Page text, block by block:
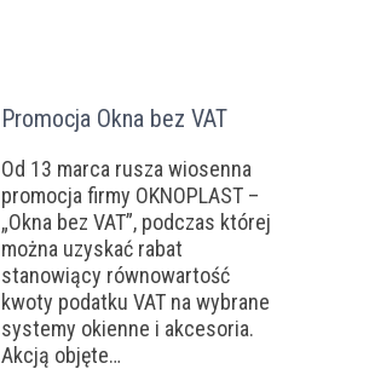
Promocja Okna bez VAT
Od 13 marca rusza wiosenna
promocja firmy OKNOPLAST –
„Okna bez VAT”, podczas której
można uzyskać rabat
stanowiący równowartość
kwoty podatku VAT na wybrane
systemy okienne i akcesoria.
Akcją objęte…